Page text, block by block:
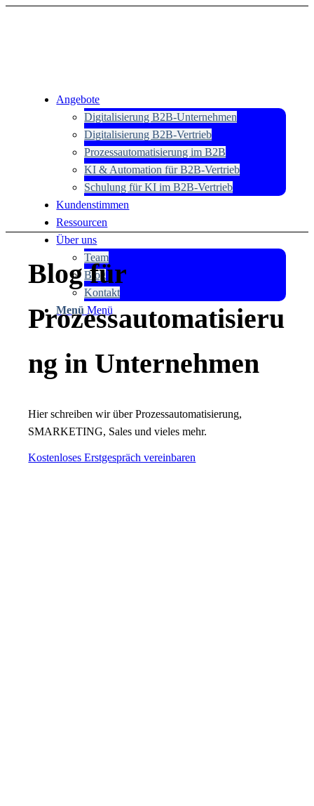
Angebote
Digitalisierung B2B-Unternehmen
Digitalisierung B2B-Vertrieb
Prozessautomatisierung im B2B
KI & Automation für B2B-Vertrieb
Schulung für KI im B2B-Vertrieb
Kundenstimmen
Ressourcen
Über uns
Team
Blog
Kontakt
Menü Menü
Blog für
Prozessautomatisieru
ng in Unternehmen
Hier schreiben wir über Prozessautomatisierung,
SMARKETING, Sales und vieles mehr.
Kostenloses Erstgespräch vereinbaren